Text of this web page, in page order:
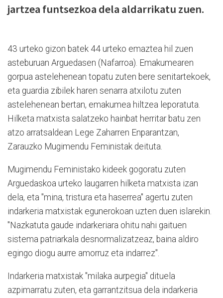
jartzea funtsezkoa dela aldarrikatu zuen.
43 urteko gizon batek 44 urteko emaztea hil zuen
asteburuan Arguedasen (Nafarroa). Emakumearen
gorpua astelehenean topatu zuten bere senitartekoek,
eta guardia zibilek haren senarra atxilotu zuten
astelehenean bertan, emakumea hiltzea leporatuta.
Hilketa matxista salatzeko hainbat herritar batu zen
atzo arratsaldean Lege Zaharren Enparantzan,
Zarauzko Mugimendu Feministak deituta.
Mugimendu Feministako kideek gogoratu zuten
Arguedaskoa urteko laugarren hilketa matxista izan
dela, eta "mina, tristura eta haserrea" agertu zuten
indarkeria matxistak egunerokoan uzten duen islarekin.
"Nazkatuta gaude indarkeriara ohitu nahi gaituen
sistema patriarkala desnormalizatzeaz, baina aldiro
egingo diogu aurre amorruz eta indarrez".
Indarkeria matxistak "milaka aurpegia" dituela
azpimarratu zuten, eta garrantzitsua dela indarkeria